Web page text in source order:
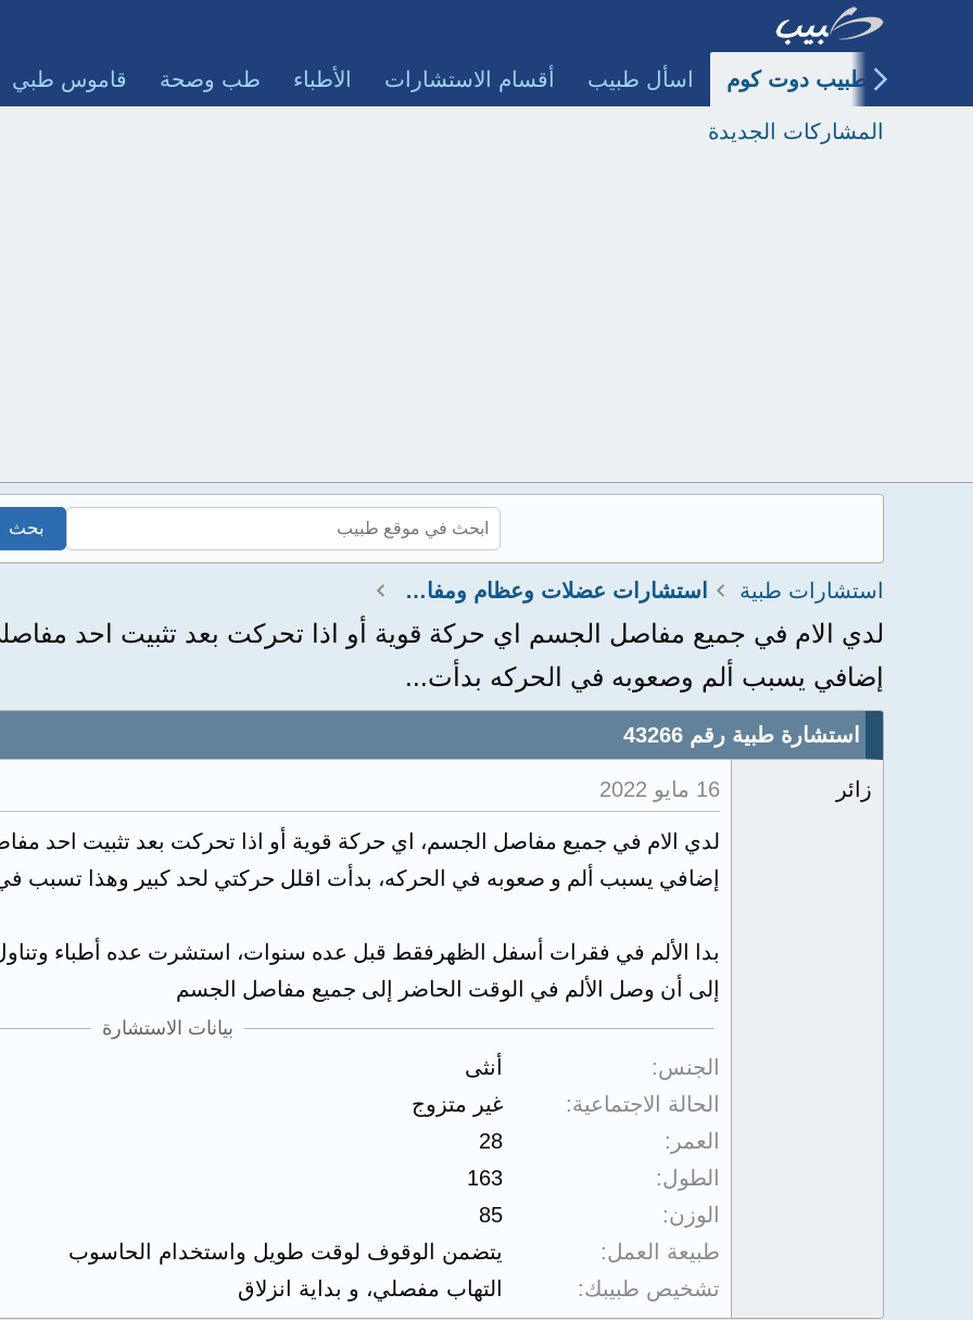
طبيب دوت كوم اسأل طبيب أقسام الاستشارات الأطباء طب وصحة قاموس طبي
المشاركات الجديدة
استشارات طبية استشارات عضلات وعظام ومفاصل
لدي الام في جميع مفاصل الجسم اي حركة قوية أو اذا تحركت بعد تثبيت احد
إضافي يسبب ألم وصعوبه في الحركه بدأت...
استشارة طبية رقم 43266
زائر 16 مايو 2022
لدي الام في جميع مفاصل الجسم، اي حركة قوية أو اذا تحركت بعد تثبيت احد
إضافي يسبب ألم و صعوبه في الحركه، بدأت اقلل حركتي لحد كبير وهذا تسبب
بدا الألم في فقرات أسفل الظهرفقط قبل عده سنوات، استشرت عده أطباء
إلى أن وصل الألم في الوقت الحاضر إلى جميع مفاصل الجسم
بيانات الاستشارة
الجنس
أنثى
الحالة الاجتماعية
غير متزوج
العمر
28
الطول
163
الوزن
85
طبيعة العمل
يتضمن الوقوف لوقت طويل واستخدام الحاسوب
تشخيص طبيبك
التهاب مفصلي، و بداية انزلاق